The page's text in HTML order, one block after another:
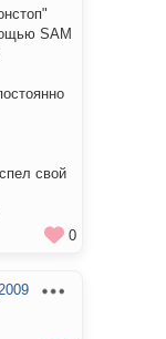
SAM
свой
0